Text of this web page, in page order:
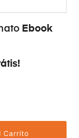
Ebook
Carrito